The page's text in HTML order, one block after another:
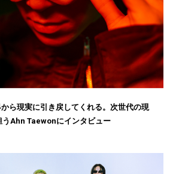
から現実に引き戻してくれる。次世代の現
うAhn Taewonにインタビュー